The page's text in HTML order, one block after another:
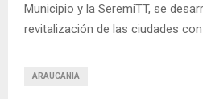
Municipio y la SeremiTT, se
revitalización de las ciudades
ARAUCANIA